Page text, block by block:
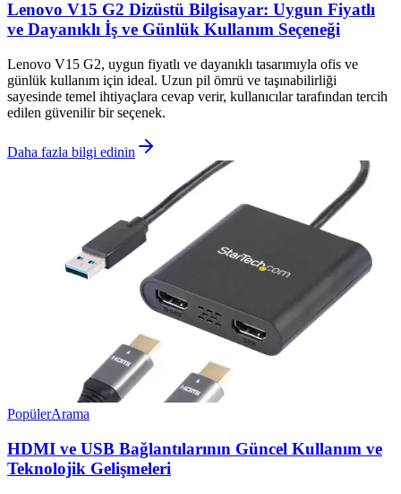
Lenovo V15 G2 Dizüstü Bilgisayar: Uygun Fiyatlı
ve Dayanıklı İş ve Günlük Kullanım Seçeneği
Lenovo V15 G2, uygun fiyatlı ve dayanıklı tasarımıyla ofis ve
günlük kullanım için ideal. Uzun pil ömrü ve taşınabilirliği
sayesinde temel ihtiyaçlara cevap verir, kullanıcılar tarafından tercih
edilen güvenilir bir seçenek.
Daha fazla bilgi edinin
PopülerArama
HDMI ve USB Bağlantılarının Güncel Kullanım ve
Teknolojik Gelişmeleri